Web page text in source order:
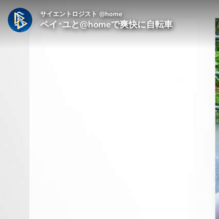
サイエントロジスト @home
ペイ･ユと@homeで爽快に自転車